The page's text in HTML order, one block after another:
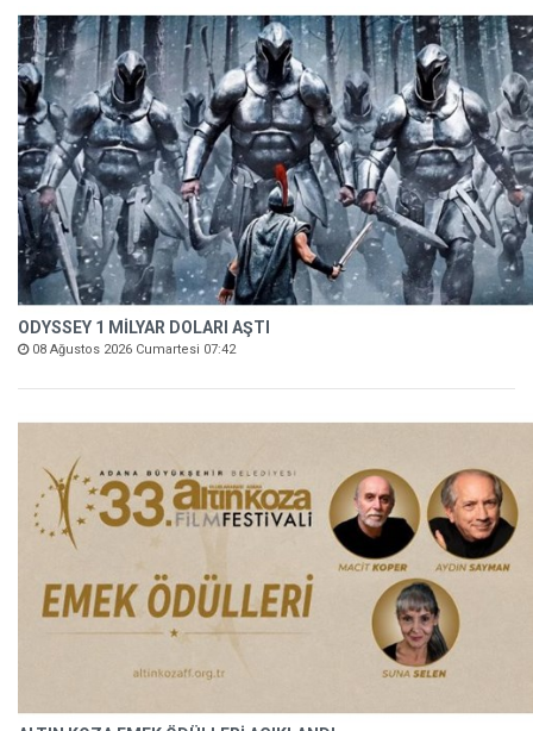
ODYSSEY 1 MİLYAR DOLARI AŞTI
08 Ağustos 2026 Cumartesi 07:42